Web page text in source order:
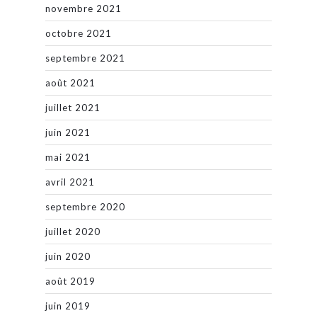
novembre 2021
octobre 2021
septembre 2021
août 2021
juillet 2021
juin 2021
mai 2021
avril 2021
septembre 2020
juillet 2020
juin 2020
août 2019
juin 2019